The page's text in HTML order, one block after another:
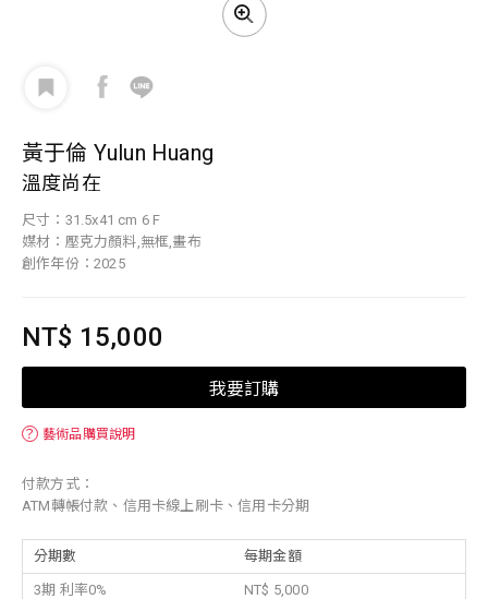
黃于倫 Yulun Huang
溫度尚在
尺寸：31.5x41 cm 6 F
媒材：壓克力顏料,無框,畫布
創作年份：2025
NT$ 15,000
我要訂購
？ 藝術品購買說明
付款方式：
ATM轉帳付款、信用卡線上刷卡、信用卡分期
分期數 每期金額
3期 利率0%
NT$ 5,000